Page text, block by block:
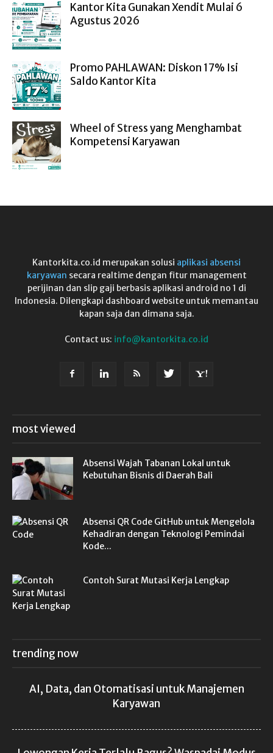
Kantor Kita Gunakan Xendit Mulai 6
Agustus 2026
Promo PAHLAWAN: Diskon 17% Isi
Saldo Kantor Kita
Wheel of Stress yang Menghambat
Kompetensi Karyawan
Kantorkita.co.id merupakan solusi aplikasi absensi
karyawan secara realtime dengan fitur management
perijinan dan slip gaji berbasis aplikasi android no 1 di
Indonesia. Dilengkapi dashboard website untuk memantau
kapan saja dan dimana saja.
Contact us: info@kantorkita.co.id
most viewed
Absensi Wajah Tabanan Lokal untuk
Kebutuhan Bisnis di Daerah Bali
Absensi QR Code GitHub untuk Mengelola
Kehadiran dengan Teknologi Pemindai
Kode...
Contoh Surat Mutasi Kerja Lengkap
trending now
AI, Data, dan Otomatisasi untuk Manajemen
Karyawan